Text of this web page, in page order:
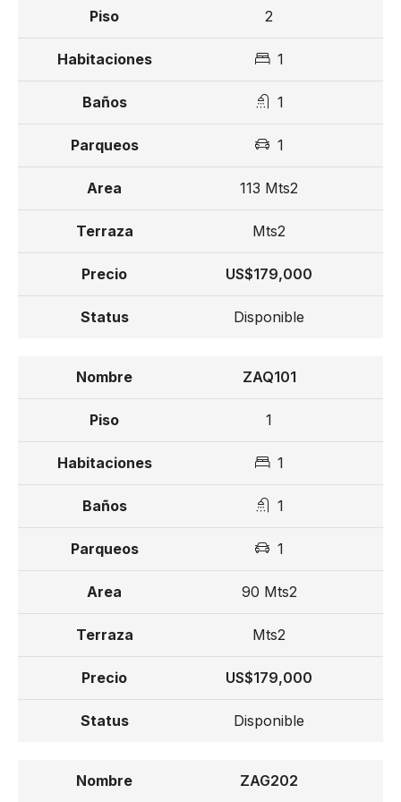
Museo de la Historia Dominicana
Ley de confotur
Reserva US$ 3,000
15% de separación
35% de inicial
50% contra entrega
Fiduciaria
From US$ 179,000
2
1
1
1
113 Mts2
Mts2
US$179,000
Disponible
ZAQ101
1
1
1
1
90 Mts2
Mts2
US$179,000
Disponible
ZAG202